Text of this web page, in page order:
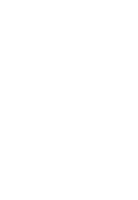
，狂妄得丝毫不接受